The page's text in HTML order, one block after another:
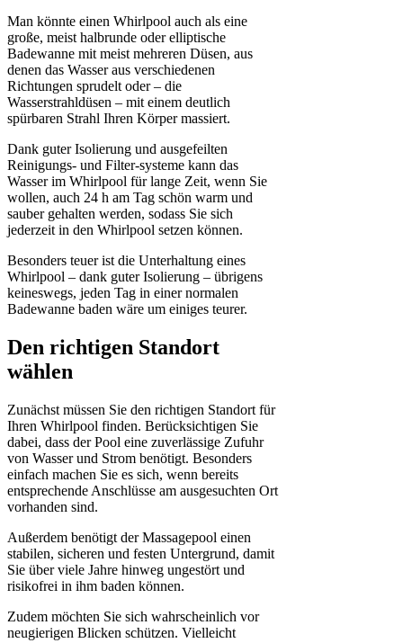
Man könnte einen Whirlpool auch als eine
große, meist halbrunde oder elliptische
Badewanne mit meist mehreren Düsen, aus
denen das Wasser aus verschiedenen
Richtungen sprudelt oder – die
Wasserstrahldüsen – mit einem deutlich
spürbaren Strahl Ihren Körper massiert.
Dank guter Isolierung und ausgefeilten
Reinigungs- und Filter-systeme kann das
Wasser im Whirlpool für lange Zeit, wenn Sie
wollen, auch 24 h am Tag schön warm und
sauber gehalten werden, sodass Sie sich
jederzeit in den Whirlpool setzen können.
Besonders teuer ist die Unterhaltung eines
Whirlpool – dank guter Isolierung – übrigens
keineswegs, jeden Tag in einer normalen
Badewanne baden wäre um einiges teurer.
Den richtigen Standort
wählen
Zunächst müssen Sie den richtigen Standort für
Ihren Whirlpool finden. Berücksichtigen Sie
dabei, dass der Pool eine zuverlässige Zufuhr
von Wasser und Strom benötigt. Besonders
einfach machen Sie es sich, wenn bereits
entsprechende Anschlüsse am ausgesuchten Ort
vorhanden sind.
Außerdem benötigt der Massagepool einen
stabilen, sicheren und festen Untergrund, damit
Sie über viele Jahre hinweg ungestört und
risikofrei in ihm baden können.
Zudem möchten Sie sich wahrscheinlich vor
neugierigen Blicken schützen. Vielleicht